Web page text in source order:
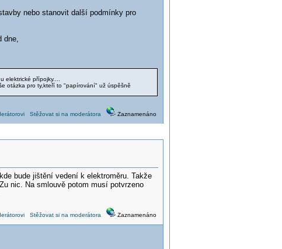
nebo stanovit další podmínky pro
dne,
elektrické přípojky....
otázka pro ty,kteří to "papírování" už úspěšně
Stěžovat si na moderátora Zaznamenáno
bude jištění vedení k elektroměru. Takže
nic. Na smlouvě potom musí potvrzeno
Stěžovat si na moderátora Zaznamenáno